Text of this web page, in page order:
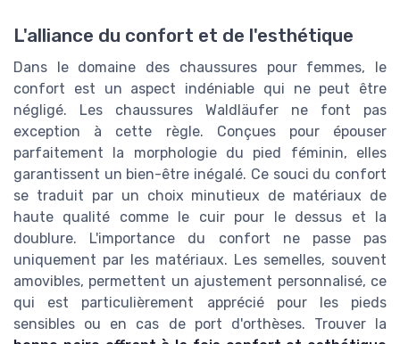
L'alliance du confort et de l'esthétique
Dans le domaine des chaussures pour femmes, le
confort est un aspect indéniable qui ne peut être
négligé. Les chaussures Waldläufer ne font pas
exception à cette règle. Conçues pour épouser
parfaitement la morphologie du pied féminin, elles
garantissent un bien-être inégalé. Ce souci du confort
se traduit par un choix minutieux de matériaux de
haute qualité comme le cuir pour le dessus et la
doublure. L'importance du confort ne passe pas
uniquement par les matériaux. Les semelles, souvent
amovibles, permettent un ajustement personnalisé, ce
qui est particulièrement apprécié pour les pieds
sensibles ou en cas de port d'orthèses. Trouver la